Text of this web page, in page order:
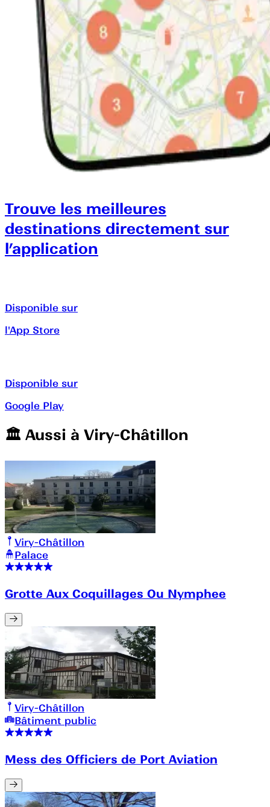
Trouve les meilleures
destinations directement sur
l’application
Disponible sur
l'App Store
Disponible sur
Google Play
🏛️️ Aussi à Viry-Châtillon
Viry-Châtillon
Palace
Grotte Aux Coquillages Ou Nymphee
Viry-Châtillon
Bâtiment public
Mess des Officiers de Port Aviation